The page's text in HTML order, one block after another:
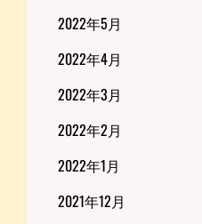
2022年5月
2022年4月
2022年3月
2022年2月
2022年1月
2021年12月